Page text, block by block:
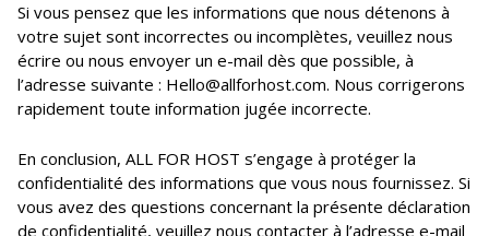
Si vous pensez que les informations que nous détenons à
votre sujet sont incorrectes ou incomplètes, veuillez nous
écrire ou nous envoyer un e-mail dès que possible, à
l’adresse suivante : Hello@allforhost.com. Nous corrigerons
rapidement toute information jugée incorrecte.
En conclusion, ALL FOR HOST s’engage à protéger la
confidentialité des informations que vous nous fournissez. Si
vous avez des questions concernant la présente déclaration
de confidentialité, veuillez nous contacter à l’adresse e-mail